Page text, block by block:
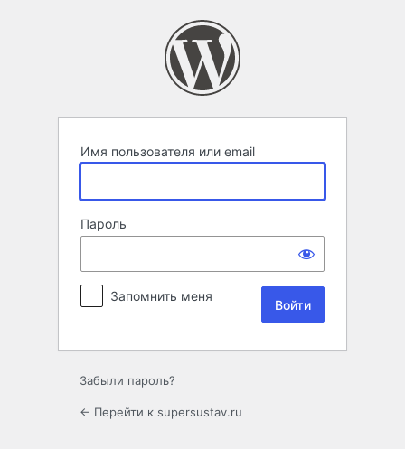
Имя пользователя или email
Пароль
Запомнить меня
Забыли пароль?
← Перейти к supersustav.ru